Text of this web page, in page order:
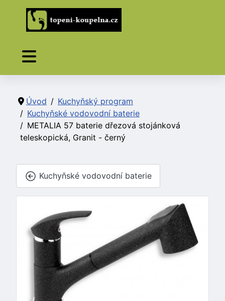
Úvod
Kuchyňský program
Kuchyňské vodovodní baterie
METALIA 57 baterie dřezová stojánková
teleskopická, Granit - černý
Kuchyňské vodovodní baterie